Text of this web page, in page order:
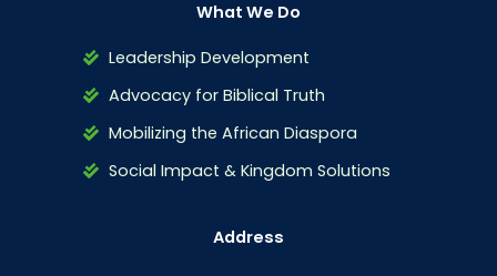
What We Do
Leadership Development
Advocacy for Biblical Truth
Mobilizing the African Diaspora
Social Impact & Kingdom Solutions
Address